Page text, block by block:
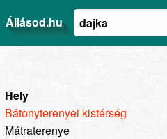
Állásod.hu
Hely
Bátonyterenyei kistérség
Mátraterenye